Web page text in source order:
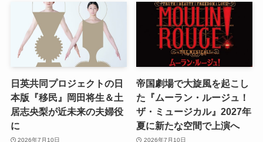
日英共同プロジェクトの日
本版『移民』岡田将生＆土
居志央梨が近未来の夫婦役
に
2026年7月10日
帝国劇場で大旋風を起こし
た『ムーラン・ルージュ！
ザ・ミュージカル』2027年
夏に新たな空間で上演へ
2026年7月10日